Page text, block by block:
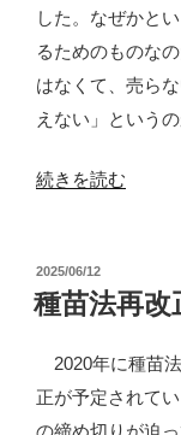
した。なぜかと
るためのものな
はなくて、売ら
えない」という
“種
再
改
続きを読む
投
稿
日:
2025/06/12
種苗法再
2020年に種苗
正が予定されて